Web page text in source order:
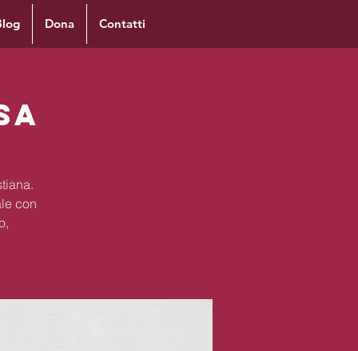
Dona Contatti
con